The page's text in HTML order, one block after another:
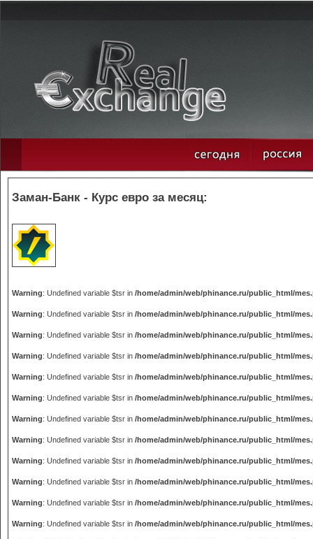
Заман-Банк - Курс евро за месяц:
Warning: Undefined variable $tsr in /home/admin/web/phinance.ru/public_html/
Warning: Undefined variable $tsr in /home/admin/web/phinance.ru/public_html/
Warning: Undefined variable $tsr in /home/admin/web/phinance.ru/public_html/
Warning: Undefined variable $tsr in /home/admin/web/phinance.ru/public_html/
Warning: Undefined variable $tsr in /home/admin/web/phinance.ru/public_html/
Warning: Undefined variable $tsr in /home/admin/web/phinance.ru/public_html/
Warning: Undefined variable $tsr in /home/admin/web/phinance.ru/public_html/
Warning: Undefined variable $tsr in /home/admin/web/phinance.ru/public_html/
Warning: Undefined variable $tsr in /home/admin/web/phinance.ru/public_html/
Warning: Undefined variable $tsr in /home/admin/web/phinance.ru/public_html/
Warning: Undefined variable $tsr in /home/admin/web/phinance.ru/public_html/
Warning: Undefined variable $tsr in /home/admin/web/phinance.ru/public_html/